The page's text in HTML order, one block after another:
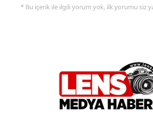
* Bu içerik ile ilgili yorum yok, ilk yorumu siz